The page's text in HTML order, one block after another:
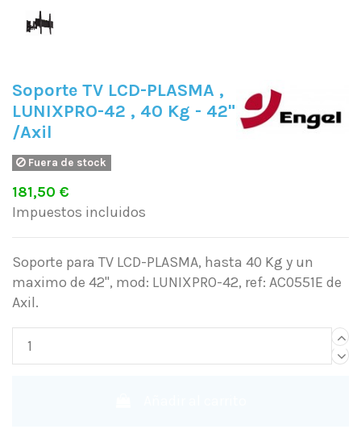
Soporte TV LCD-PLASMA ,
LUNIXPRO-42 , 40 Kg - 42"
/Axil
Fuera de stock
181,50 €
Impuestos incluidos
Soporte para TV LCD-PLASMA, hasta 40 Kg y un
maximo de 42", mod: LUNIXPRO-42, ref: AC0551E de
Axil.